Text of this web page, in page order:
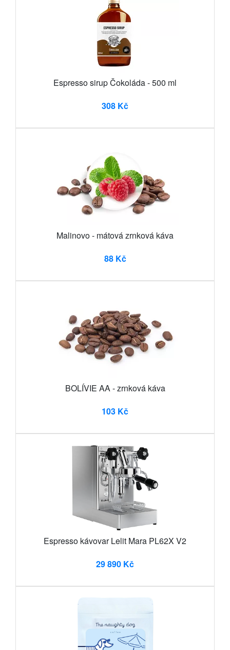
Espresso sirup Čokoláda - 500 ml
308 Kč
Malinovo - mátová zrnková káva
88 Kč
BOLÍVIE AA - zrnková káva
103 Kč
Espresso kávovar Lelit Mara PL62X V2
29 890 Kč